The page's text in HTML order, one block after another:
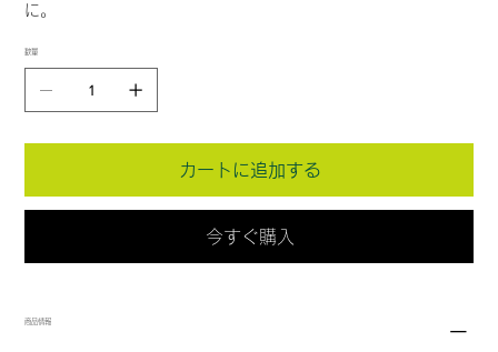
に。
数量
カートに追加する
今すぐ購入
商品情報